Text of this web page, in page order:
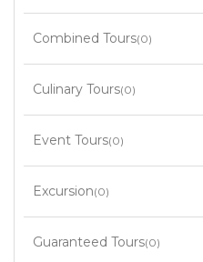
Combined Tours(0)
Culinary Tours(0)
Event Tours(0)
Excursion(0)
Guaranteed Tours(0)